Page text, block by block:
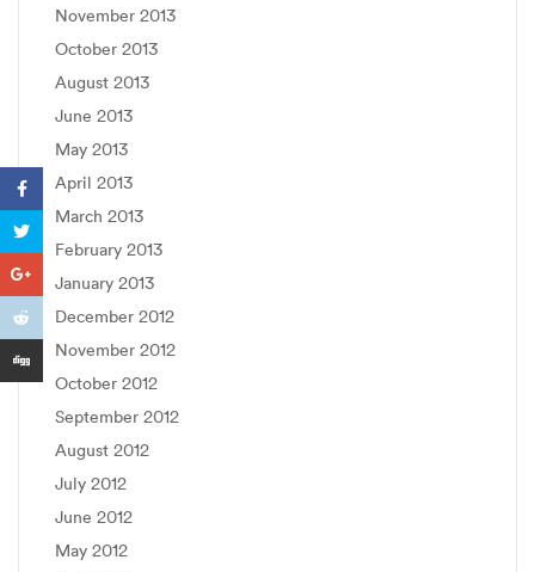
November 2013
October 2013
August 2013
June 2013
May 2013
April 2013
March 2013
February 2013
January 2013
December 2012
November 2012
October 2012
September 2012
August 2012
July 2012
June 2012
May 2012